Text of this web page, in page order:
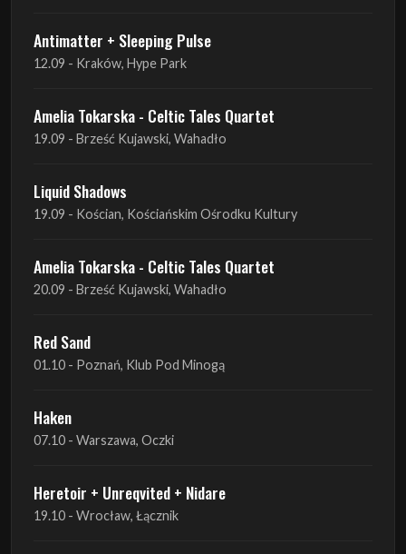
Antimatter + Sleeping Pulse
12.09 - Kraków, Hype Park
Amelia Tokarska - Celtic Tales Quartet
19.09 - Brześć Kujawski, Wahadło
Liquid Shadows
19.09 - Kościan, Kościańskim Ośrodku Kultury
Amelia Tokarska - Celtic Tales Quartet
20.09 - Brześć Kujawski, Wahadło
Red Sand
01.10 - Poznań, Klub Pod Minogą
Haken
07.10 - Warszawa, Oczki
Heretoir + Unreqvited + Nidare
19.10 - Wrocław, Łącznik